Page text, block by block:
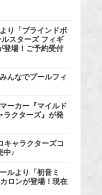
り「ブラインドボ
スターズ フィギ
登場！ご予約受付
んなでプールフィ
ーカー『マイルド
ラクターズ』が発
キャラクターズコ
中♪
ルより「初音ミ
ロンが登場！現在